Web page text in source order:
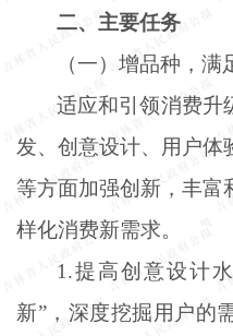
二、主要任务
（一）增品种，满
适应和引领消费升
发、创意设计、用户体
等方面加强创新，丰富
样化消费新需求。
1.提高创意设计
新”，深度挖掘用户的